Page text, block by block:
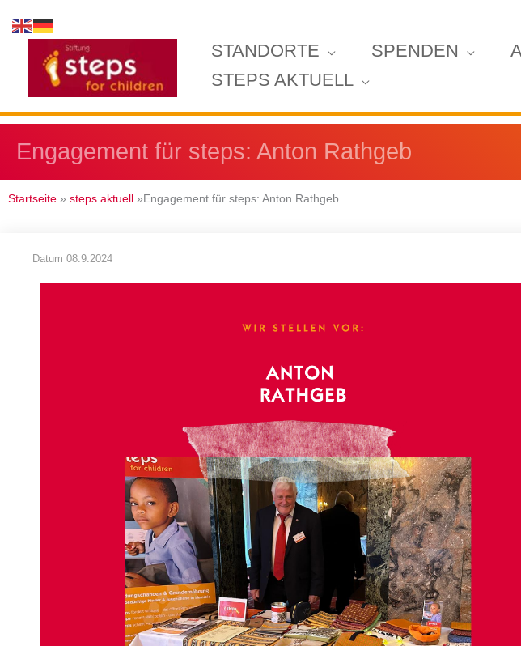
Inhalt
springen
STANDORTE SPENDEN
STEPS AKTUELL
Engagement für steps: Anton Rathgeb
Startseite » steps aktuell »Engagement für steps: Anton Rathgeb
Datum 08.9.2024